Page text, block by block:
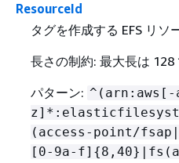
ResourceId
タグを作成する EFS リソ
長さの制約: 最大長は 128
パターン: ^(arn:aws[-
(access-point/
[0-9a-f] {